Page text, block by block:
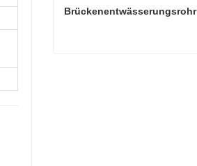
Brückenentwässerungsrohr